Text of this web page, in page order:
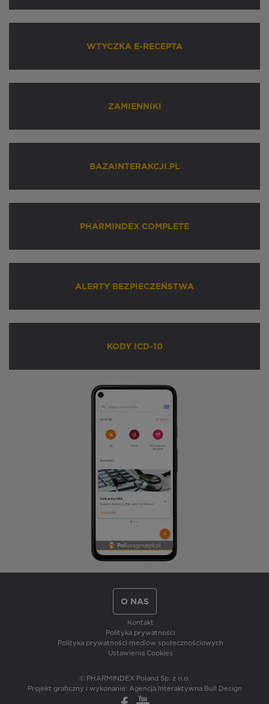
WTYCZKA E-RECEPTA
ZAMIENNIKI
BAZAINTERAKCJI.PL
PHARMINDEX COMPLETE
ALERTY BEZPIECZEŃSTWA
KODY ICD-10
O NAS
Kontakt
Polityka prywatności
Polityka prywatności mediów społecznościowych
Ustawienia Cookies
© PHARMINDEX Poland Sp. z o.o.
Projekt graficzny i wykonanie: Agencja Interaktywna Bull Design